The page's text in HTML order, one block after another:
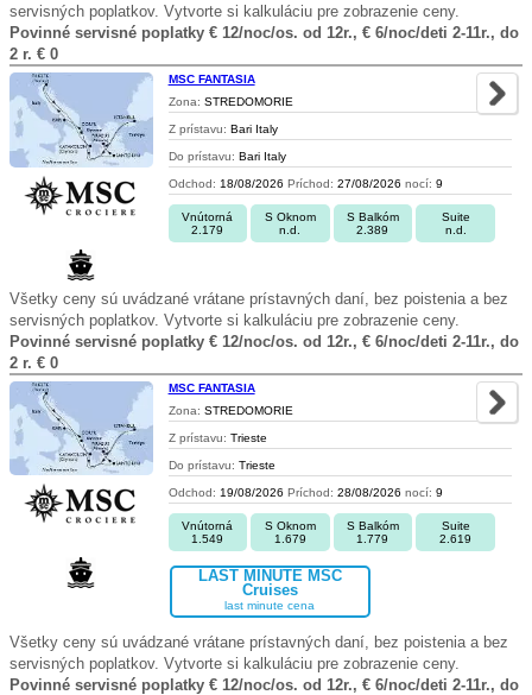
servisných poplatkov. Vytvorte si kalkuláciu pre zobrazenie ceny.
Povinné servisné poplatky € 12/noc/os. od 12r., € 6/noc/deti 2-11r., do
2 r. € 0
MSC FANTASIA
Zona: STREDOMORIE
Z prístavu: Bari Italy
Do prístavu: Bari Italy
Odchod: 18/08/2026 Príchod: 27/08/2026 nocí: 9
Vnútorná
2.179
S Oknom
n.d.
S Balkóm
2.389
Suite
n.d.
Všetky ceny sú uvádzané vrátane prístavných daní, bez poistenia a bez
servisných poplatkov. Vytvorte si kalkuláciu pre zobrazenie ceny.
Povinné servisné poplatky € 12/noc/os. od 12r., € 6/noc/deti 2-11r., do
2 r. € 0
MSC FANTASIA
Zona: STREDOMORIE
Z prístavu: Trieste
Do prístavu: Trieste
Odchod: 19/08/2026 Príchod: 28/08/2026 nocí: 9
Vnútorná
1.549
S Oknom
1.679
S Balkóm
1.779
Suite
2.619
LAST MINUTE MSC
Cruises
last minute cena
Všetky ceny sú uvádzané vrátane prístavných daní, bez poistenia a bez
servisných poplatkov. Vytvorte si kalkuláciu pre zobrazenie ceny.
Povinné servisné poplatky € 12/noc/os. od 12r., € 6/noc/deti 2-11r., do